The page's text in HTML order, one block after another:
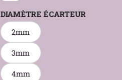
DIAMÈTRE ÉCARTEUR
2mm
3mm
4mm